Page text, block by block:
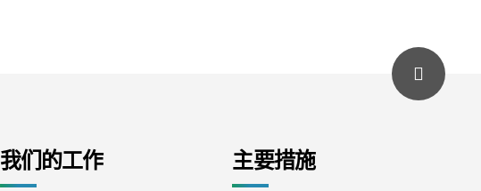
我们的工作 主要措施